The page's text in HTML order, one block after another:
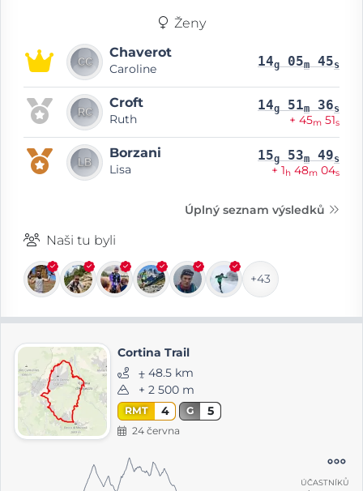
Ženy
Chaverot
Caroline 14g 05m 45s
Croft
Ruth
14g 51m 36s
+ 45m 51s
Borzani
Lisa
15g 53m 49s
+ 1h 48m 04s
Úplný seznam výsledků
Naši tu byli
+43
Cortina Trail
⨦ 48.5 km
+ 2 500 m
RMT 4 G 5
24 června
ÚČASTNÍKŮ